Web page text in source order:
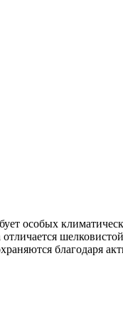
особых
отличается
благодаря